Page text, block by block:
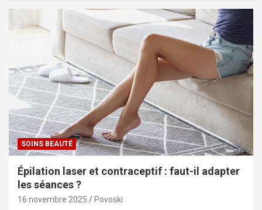
SOINS BEAUTÉ
Épilation laser et contraceptif : faut-il adapter
les séances ?
16 novembre 2025 Povoski